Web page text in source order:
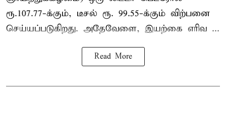
ரூ.107.77-க்கும், டீசல் ரூ. 99.55-க்கும் விற்பனை
செய்யப்படுகிறது. அதேவேளை, இயற்கை எரிவ ...
Read More